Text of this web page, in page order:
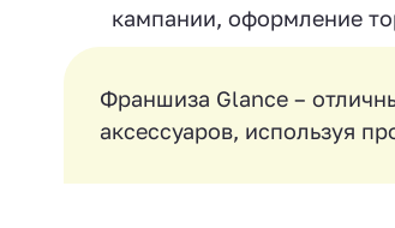
кампании, оформление
Франшиза Glance –
аксессуаров, используя